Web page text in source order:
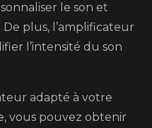
le son et
De plus, l’amplificateur
l’intensité du son
adapté à votre
vous pouvez obtenir